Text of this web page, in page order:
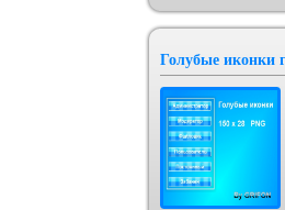
Голубые иконки